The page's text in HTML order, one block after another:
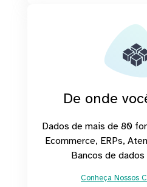
De onde
Dados de mais de 80
Ecommerce, ERPs,
Bancos de
Conheça Nossos